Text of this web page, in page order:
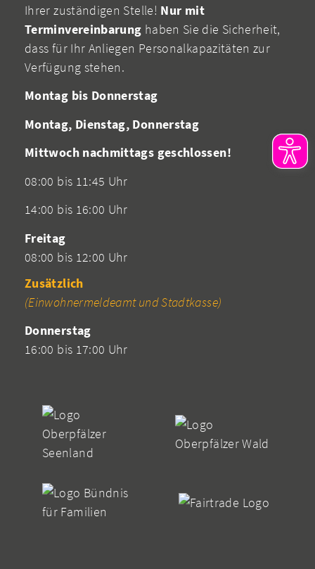
Ihrer zuständigen Stelle! Nur mit
Terminvereinbarung haben Sie die Sicherheit,
dass für Ihr Anliegen Personalkapazitäten zur
Verfügung stehen.
Montag bis Donnerstag
Montag, Dienstag, Donnerstag
Mittwoch nachmittags geschlossen!
08:00 bis 11:45 Uhr
14:00 bis 16:00 Uhr
Freitag
08:00 bis 12:00 Uhr
Zusätzlich
(Einwohnermeldeamt und Stadtkasse)
Donnerstag
16:00 bis 17:00 Uhr